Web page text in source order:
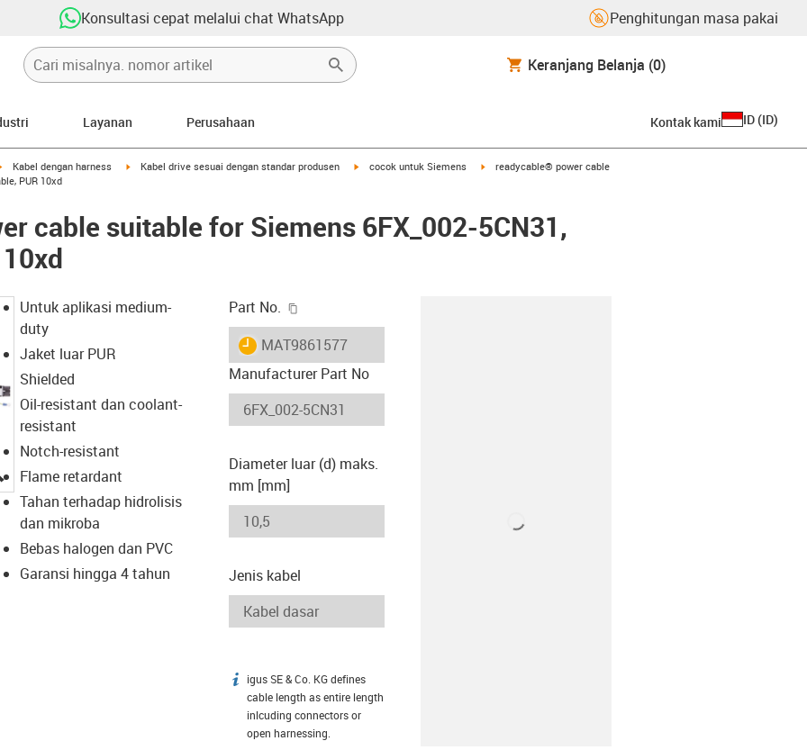
Konsultasi cepat melalui chat WhatsApp Penghitungan masa pakai
Keranjang Belanja (0)
Layanan Perusahaan Kontak kami ID (ID)
igus-icon-arrow-right
Kabel dengan harness igus-icon-arrow-right
Kabel drive sesuai dengan standar produsen igus-icon-arrow-right
cocok untuk Siemens igus-icon-arrow-right
readycable® power cable
PUR 10xd
cable suitable for Siemens 6FX_002-5CN31,
igus-icon-lupe
Untuk aplikasi medium-
duty
Jaket luar PUR
Shielded
Oil-resistant dan coolant-
resistant
Notch-resistant
Flame retardant
Tahan terhadap hidrolisis
dan mikroba
Bebas halogen dan PVC
Garansi hingga 4 tahun
Part No.
igus-icon-lieferzeit
MAT9861577
Manufacturer Part No
Diameter luar (d) maks.
mm [mm]
Jenis kabel
igus-icon-info
igus SE & Co. KG defines
cable length as entire length
inlcuding connectors or
open harnessing.